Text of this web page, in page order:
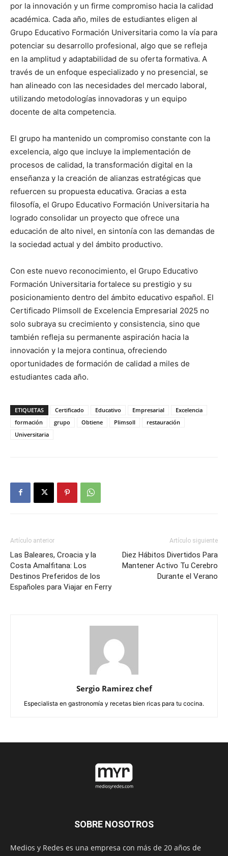
por la innovación y un firme compromiso hacia la calidad
académica. Cada año, miles de estudiantes eligen al
Grupo Educativo Formación Universitaria como la vía para
potenciar su desarrollo profesional, algo que se refleja
en la amplitud y adaptabilidad de su oferta formativa. A
través de un enfoque especializado y no presencial, se
han alineado con las necesidades del mercado laboral,
utilizando metodologías innovadoras y un equipo
docente de alta competencia.
El grupo ha mantenido un compromiso constante con la
excelencia, algo que incluye la implementación de
procesos de calidad, la transformación digital en la
enseñanza y la creación de alianzas estratégicas que
refuercen su propuesta educativa. Gracias a esta
filosofía, el Grupo Educativo Formación Universitaria ha
logrado consolidar un proyecto que ofrece una
educación de alto nivel, en sintonía con las demandas de
la sociedad actual y del ámbito productivo.
Con este nuevo reconocimiento, el Grupo Educativo
Formación Universitaria fortalece su prestigio y su
posicionamiento dentro del ámbito educativo español. El
Certificado Plimsoll de Excelencia Empresarial 2025 no
solo subraya su crecimiento y consistencia, sino que
también refleja su permanente aspiración hacia la
innovación y la mejora continua, ofreciendo
oportunidades de formación de calidad a miles de
estudiantes cada año.
ETIQUETAS Certificado Educativo Empresarial
Excelencia
formación
grupo Obtiene Plimsoll
restauración
Universitaria
Artículo anterior
Las Baleares, Croacia y la
Costa Amalfitana: Los
Destinos Preferidos de los
Españoles para Viajar en Ferry
Artículo siguiente
Diez Hábitos Divertidos Para
Mantener Activo Tu Cerebro
Durante el Verano
Sergio Ramirez chef
Especialista en gastronomía y recetas bien ricas para tu cocina.
SOBRE NOSOTROS
Medios y Redes es una empresa con más de 20 años de